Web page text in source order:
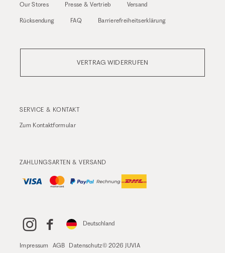
Our Stores Presse & Vertrieb Versand
Rücksendung FAQ Barrierefreiheitserklärung
VERTRAG WIDERRUFEN
SERVICE & KONTAKT
Zum Kontaktformular
ZAHLUNGSARTEN & VERSAND
Deutschland
Impressum AGB Datenschutz© 2026 JUVIA